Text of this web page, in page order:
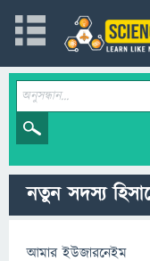
নতুন সদস্য
আমার ইউজারনেইম